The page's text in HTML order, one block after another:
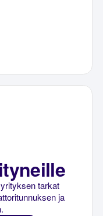
tarkat
ja